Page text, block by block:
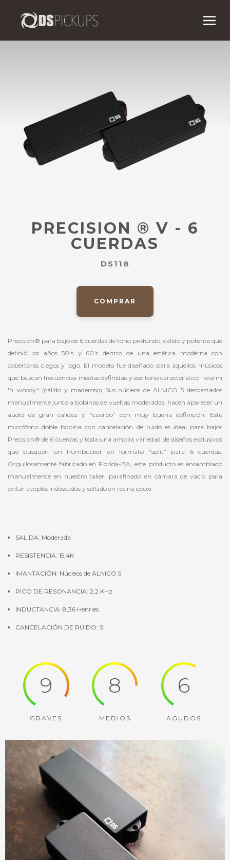
PRECISION ® V - 6
CUERDAS
DS118
COMPRAR
Precision® para bajo de 6 cuerdas de tono profundo, cálido y potente que
definió los años 50’s y 60’s dentro de una estética moderna con
cobertores ciegos y logo. El modelo fue diseñado para aquellos músicos
que buscan frecuencias medias definidas y ese tono característico "warm
'n woody" (cálido y maderoso) Sus núcleos de ALNICO 5 desbastados
manualmente junto a bobinas de vueltas moderadas, hacen aparecer un
audio de gran calidez y “cuerpo” con muy buena definición. Este
micrófono doble bobina con cancelación de ruido es ideal para bajos
Precision® de 6 cuerdas y toda una amplia variedad de diseños exclusivos
que busquen un humbucker en formato “split” para 6 cuerdas.
Orgullosamente fabricado en Florida-BA, este producto es ensamblado
manualmente en nuestro taller, parafinado en cámara de vacío para
evitar acoples indeseados y sellado en resina epoxi.
SALIDA: Moderada
RESISTENCIA: 15,4K
IMANTACIÓN: Núcleos de ALNICO 5
PICO DE RESONANCIA: 2,2 KHz
INDUCTANCIA: 8,36 Henries
CANCELACIÓN DE RUIDO: Si
9
GRAVES
8
MEDIOS
6
AGUDOS